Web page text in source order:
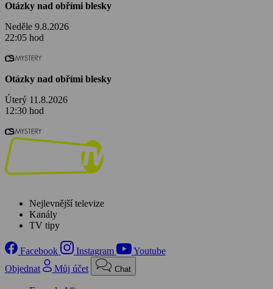
Otázky nad obřími blesky
Neděle 9.8.2026
22:05 hod
Otázky nad obřími blesky
Úterý 11.8.2026
12:30 hod
Nejlevnější televize
Kanály
TV tipy
Facebook Instagram
Youtube
Objednat
Můj účet Chat